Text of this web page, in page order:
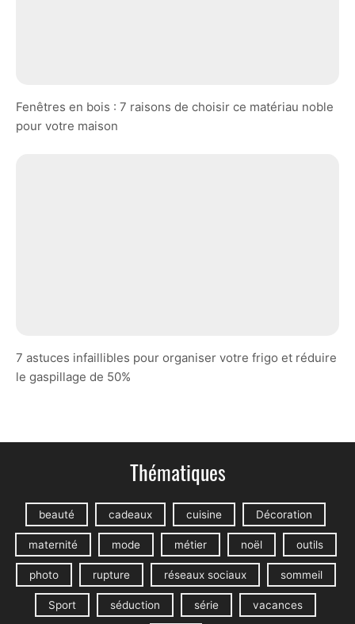
Fenêtres en bois : 7 raisons de choisir ce matériau noble
pour votre maison
7 astuces infaillibles pour organiser votre frigo et réduire
le gaspillage de 50%
Thématiques
beauté cadeaux cuisine Décoration
maternité mode métier noël outils
photo rupture réseaux sociaux sommeil
Sport séduction série vacances